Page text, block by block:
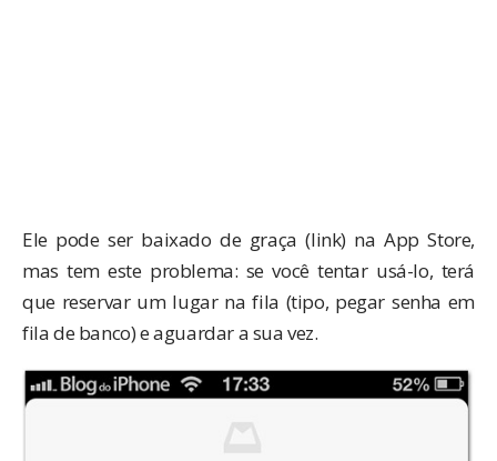
Ele pode ser baixado de graça (link) na App Store,
mas tem este problema: se você tentar usá-lo, terá
que reservar um lugar na fila (tipo, pegar senha em
fila de banco) e aguardar a sua vez.